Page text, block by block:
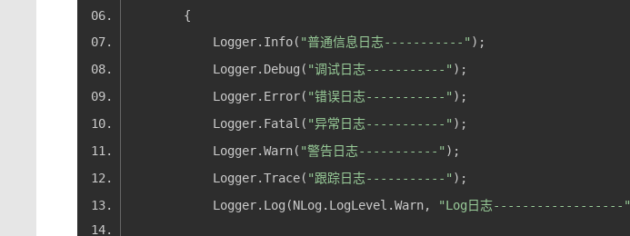
Logger.Info( "普通信息日志-----------"
Logger.Debug( "调试日志-----------"
Logger.Error( "错误日志-----------"
Logger.Fatal( "异常日志-----------"
Logger.Warn( "警告日志-----------"
Logger.Trace( "跟踪日志-----------"
Logger.Log(NLog.LogLevel.Warn,
"Log日志------------------"